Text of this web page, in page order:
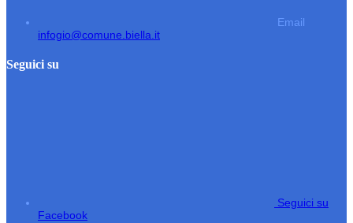
Email
infogio@comune.biella.it
Seguici su
Seguici su
Facebook